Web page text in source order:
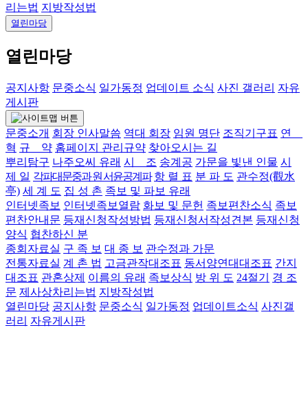
리는법 지방작성법
열린마당
열린마당
공지사항 문중소식 일가동정 업데이트 소식 사진 갤러리 자유
게시판
문중소개 회장 인사말씀 역대 회장 임원 명단 조직기구표 연
혁 규 약 홈페이지 관리규약 찾아오시는 길
뿌리탐구 나주오씨 유래 시 조 송계공 가문을 빛낸 인물 시
제 일 각파대문중과 원 서윤공계파 항 렬 표 분 파 도 관수정(觀水
亭) 세 계 도 집 성 촌 족보 및 파보 유래
인터넷족보 인터넷족보열람 화보 및 문헌 족보편찬소식 족보
편찬안내문 등재신청작성방법 등재신청서작성견본 등재신청
양식 협찬하신 분
종회자료실 구 족 보 대 종 보 관수정과 가문
전통자료실 계 촌 법 고금관작대조표 동서양연대대조표 간지
대조표 관혼상제 이름의 유래 족보상식 방 위 도 24절기
경 조
문 제사상차리는법 지방작성법
열린마당 공지사항 문중소식 일가동정 업데이트소식 사진갤
러리 자유게시판